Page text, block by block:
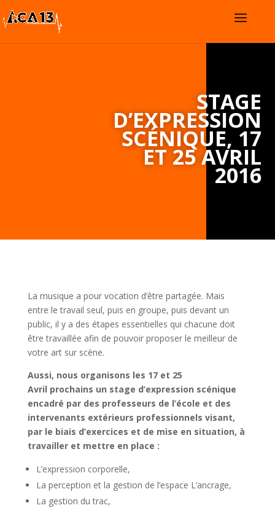
STAGE
D’EXPRESSION
SCÉNIQUE, 17
ET 25 AVRIL
2016
La musique a pour vocation d’être partagée. Mais
entre le travail seul, puis en groupe, puis devant un
public, il y a des étapes essentielles qui chacune doit
être travaillée afin de pouvoir proposer le meilleur de
votre art sur scène.
Aussi, nous organisons les 17 et 25
Avril prochains un stage d’expression scénique
encadré par des professeurs de l’école et des
intervenants extérieurs professionnels visant,
par le biais d’exercices et de mise en situation, à
travailler et mettre en place :
L’expression corporelle,
La perception et la gestion de l’espace L’ancrage,
La gestion du trac,